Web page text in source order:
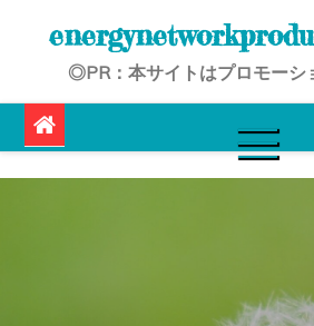
◎PR：本サイトはプロモーシ